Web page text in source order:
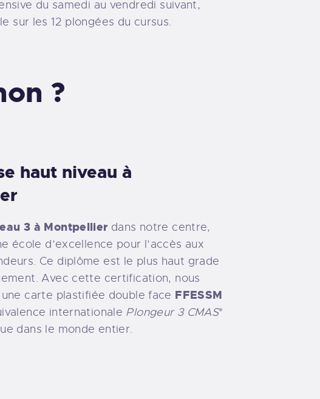
du samedi au vendredi suivant,
sur les 12 plongées du cursus.
?
haut niveau à
3 à Montpellier dans notre centre,
école d’excellence pour l’accès aux
Ce diplôme est le plus haut grade
Avec cette certification, nous
carte plastifiée double face FFESSM
internationale Plongeur 3 CMAS*
dans le monde entier.